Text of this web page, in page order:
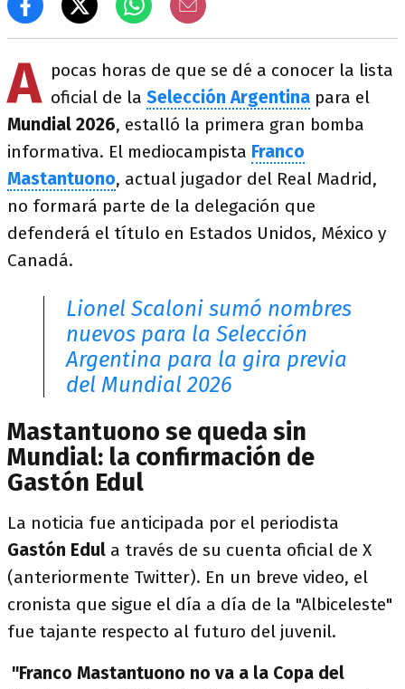
A pocas horas de que se dé a conocer la lista
oficial de la Selección Argentina para el
Mundial 2026, estalló la primera gran bomba
informativa. El mediocampista Franco
Mastantuono, actual jugador del Real Madrid,
no formará parte de la delegación que
defenderá el título en Estados Unidos, México y
Canadá.
Lionel Scaloni sumó nombres
nuevos para la Selección
Argentina para la gira previa
del Mundial 2026
Mastantuono se queda sin
Mundial: la confirmación de
Gastón Edul
La noticia fue anticipada por el periodista
Gastón Edul a través de su cuenta oficial de X
(anteriormente Twitter). En un breve video, el
cronista que sigue el día a día de la "Albiceleste"
fue tajante respecto al futuro del juvenil.
"Franco Mastantuono no va a la Copa del